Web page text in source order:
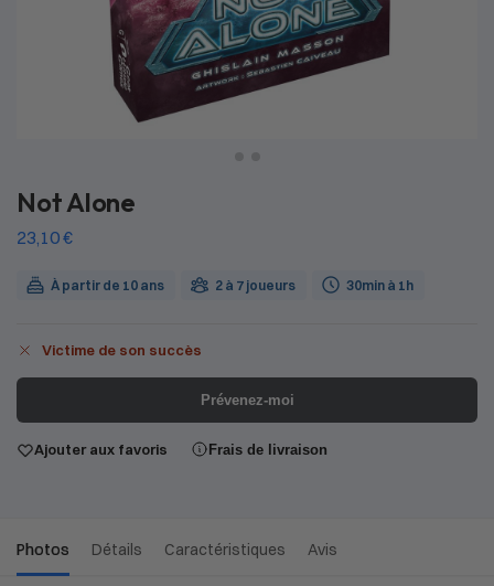
Not Alone
23,10€
À partir de 10 ans 2 à 7 joueurs 30min à 1h
Victime de son succès
Prévenez-moi
Ajouter aux favoris Frais de livraison
Photos Détails Caractéristiques Avis